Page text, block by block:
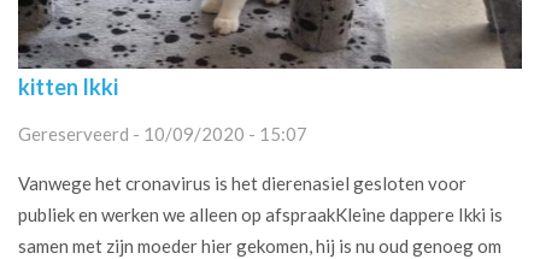
kitten Ikki
Gereserveerd - 10/09/2020 - 15:07
Vanwege het cronavirus is het dierenasiel gesloten voor
publiek en werken we alleen op afspraakKleine dappere Ikki is
samen met zijn moeder hier gekomen, hij is nu oud genoeg om